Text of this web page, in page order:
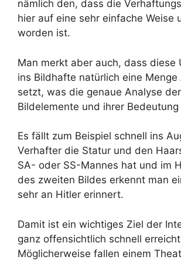
nämlich den, dass die
hier auf eine sehr einfache Weise
worden ist.
Man merkt aber auch, dass diese
ins Bildhafte natürlich eine Menge
setzt, was die genaue Analyse der
Bildelemente und ihrer
Es fällt zum Beispiel schnell ins
Verhafter die Statur und den
SA- oder SS-Mannes hat und im
des zweiten Bildes erkennt man
sehr an Hitler erinnert.
Damit ist ein wichtiges Ziel der
ganz offensichtlich schnell
Möglicherweise fallen einem